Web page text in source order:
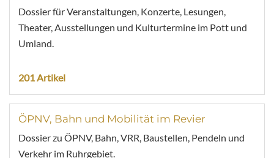
Dossier für Veranstaltungen, Konzerte, Lesungen,
Theater, Ausstellungen und Kulturtermine im Pott und
Umland.
201 Artikel
ÖPNV, Bahn und Mobilität im Revier
Dossier zu ÖPNV, Bahn, VRR, Baustellen, Pendeln und
Verkehr im Ruhrgebiet.